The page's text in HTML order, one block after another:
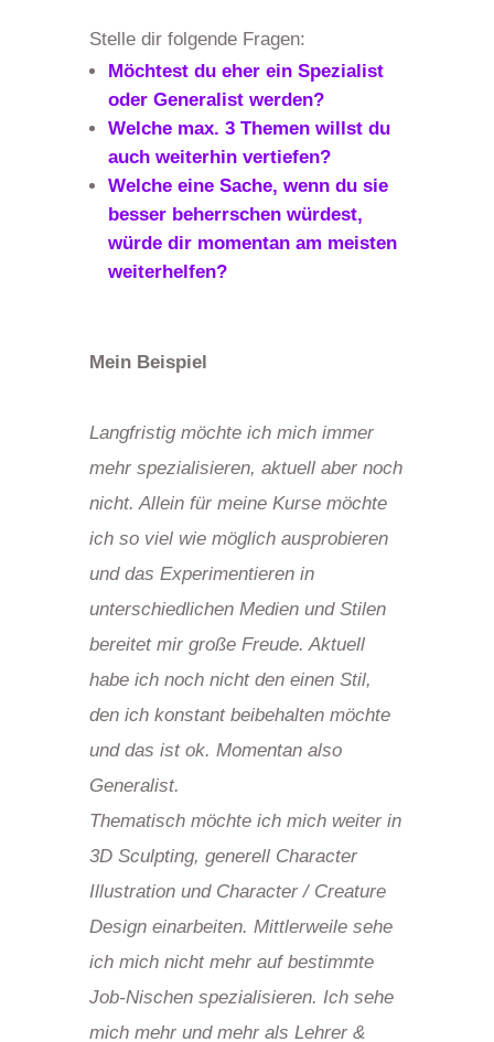
Stelle dir folgende Fragen:
Möchtest du eher ein Spezialist
oder Generalist werden?
Welche max. 3 Themen willst du
auch weiterhin vertiefen?
Welche eine Sache, wenn du sie
besser beherrschen würdest,
würde dir momentan am meisten
weiterhelfen?
Mein Beispiel
Langfristig möchte ich mich immer
mehr spezialisieren, aktuell aber noch
nicht. Allein für meine Kurse möchte
ich so viel wie möglich ausprobieren
und das Experimentieren in
unterschiedlichen Medien und Stilen
bereitet mir große Freude. Aktuell
habe ich noch nicht den einen Stil,
den ich konstant beibehalten möchte
und das ist ok. Momentan also
Generalist.
Thematisch möchte ich mich weiter in
3D Sculpting, generell Character
Illustration und Character / Creature
Design einarbeiten. Mittlerweile sehe
ich mich nicht mehr auf bestimmte
Job-Nischen spezialisieren. Ich sehe
mich mehr und mehr als Lehrer &